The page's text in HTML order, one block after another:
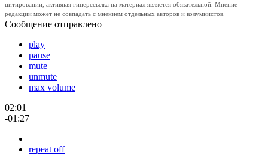
цитировании, активная гиперссылка на материал является обязательной. Мнение
редакции может не совпадать с мнением отдельных авторов и колумнистов.
Сообщение отправлено
play
pause
mute
unmute
max volume
02:01
-01:27
repeat off